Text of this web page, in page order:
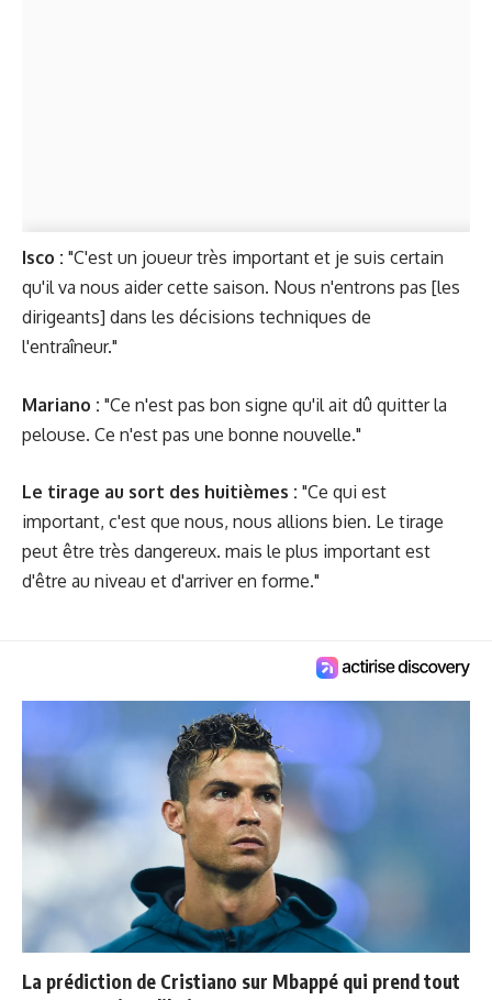
Isco : "C'est un joueur très important et je suis certain
qu'il va nous aider cette saison. Nous n'entrons pas [les
dirigeants] dans les décisions techniques de
l'entraîneur."
Mariano : "Ce n'est pas bon signe qu'il ait dû quitter la
pelouse. Ce n'est pas une bonne nouvelle."
Le tirage au sort des huitièmes : "Ce qui est
important, c'est que nous, nous allions bien. Le tirage
peut être très dangereux. mais le plus important est
d'être au niveau et d'arriver en forme."
La prédiction de Cristiano sur Mbappé qui prend tout